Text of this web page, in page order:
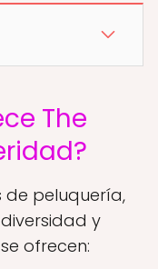
The
de peluquería,
y
ofrecen: